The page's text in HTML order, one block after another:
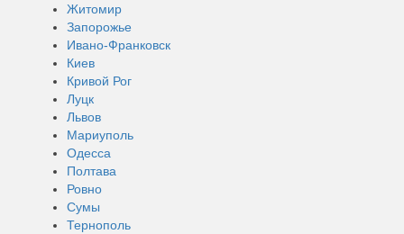
Житомир
Запорожье
Ивано-Франковск
Киев
Кривой Рог
Луцк
Львов
Мариуполь
Одесса
Полтава
Ровно
Сумы
Тернополь